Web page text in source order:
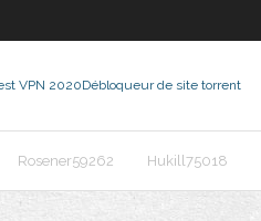
VPN 2020Débloqueur de site torrent
Rosener59262 Hukill75018